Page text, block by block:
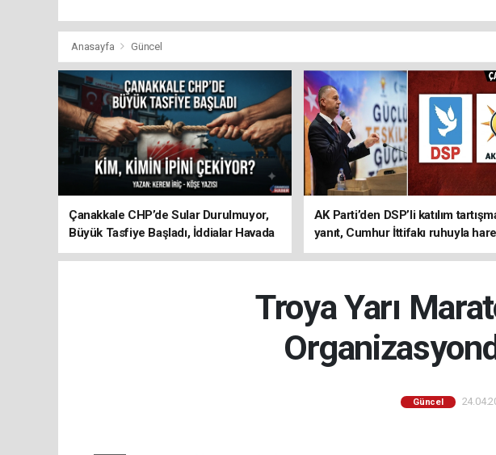
Anasayfa Güncel
Çanakkale CHP’de Sular Durulmuyor,
Büyük Tasfiye Başladı, İddialar Havada
Uçuşuyor
AK Parti’den DSP’li katılım
yanıt, Cumhur İttifakı ruhuyla
ediyoruz
Troya Yarı
Güncel